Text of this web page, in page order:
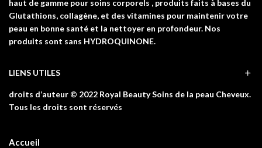
haut de gamme pour soins corporels , produits faits à bases du
Glutathions, collagène, et des vitamines pour maintenir votre
peau en bonne santé et la nettoyer en profondeur. Nos
produits sont sans HYDROQUINONE.
LIENS UTILES
droits d’auteur © 2022 Royal Beauty Soins de la peau Cheveux.
Tous les droits sont réservés
Accueil